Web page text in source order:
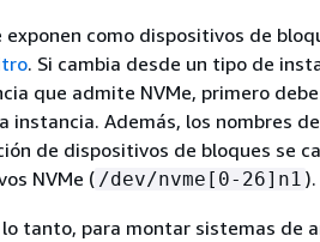
exponen como dispositivos de
. Si cambia desde un tipo de
que admite NVMe, primero
instancia. Además, los nombres
de dispositivos de bloques se
NVMe ( /dev/nvme[0-26]n1 ).
tanto, para montar sistemas de